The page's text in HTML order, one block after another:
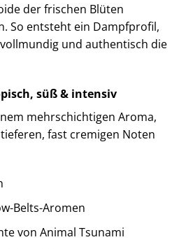
der frischen Blüten
So entsteht ein Dampfprofil,
und authentisch die
süß & intensiv
mehrschichtigen Aroma,
fast cremigen Noten
Belts-Aromen
von Animal Tsunami